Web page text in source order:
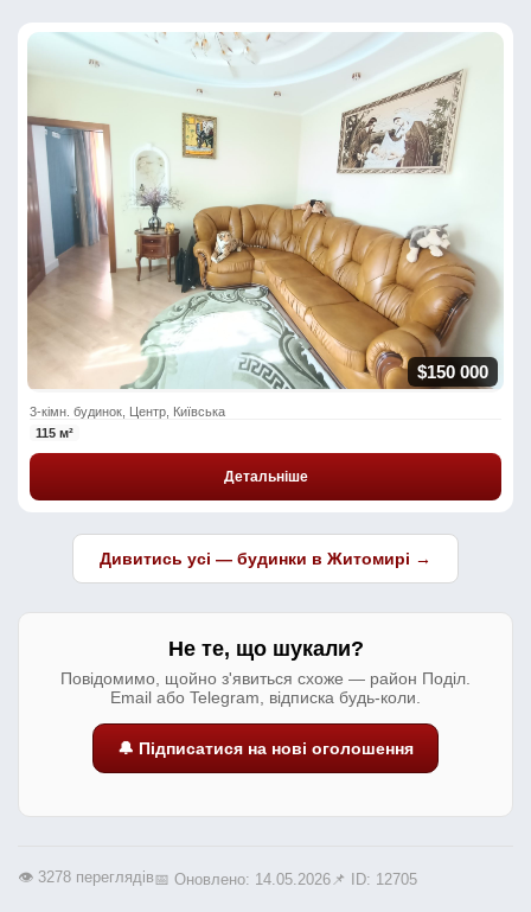
$150 000
3-кімн. будинок, Центр, Київська
115 м²
Детальніше
Дивитись усі — будинки в Житомирі →
Не те, що шукали?
Повідомимо, щойно з'явиться схоже — район Поділ.
Email або Telegram, відписка будь-коли.
🔔 Підписатися на нові оголошення
👁️ 3278 переглядів📅 Оновлено: 14.05.2026 📌 ID: 12705